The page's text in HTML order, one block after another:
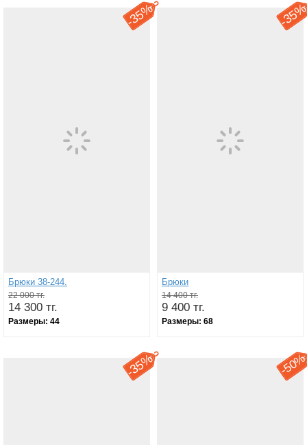
-
35%
Брюки 38-244.
22 000 тг.
14 300 тг.
Размеры: 44
-
Брюки
14 400 тг.
9 400 тг.
Размеры: 68
-
35% -
50%